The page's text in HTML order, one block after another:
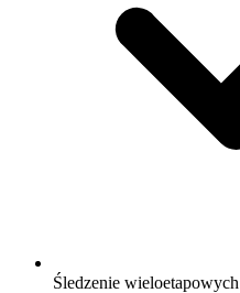
Śledzenie